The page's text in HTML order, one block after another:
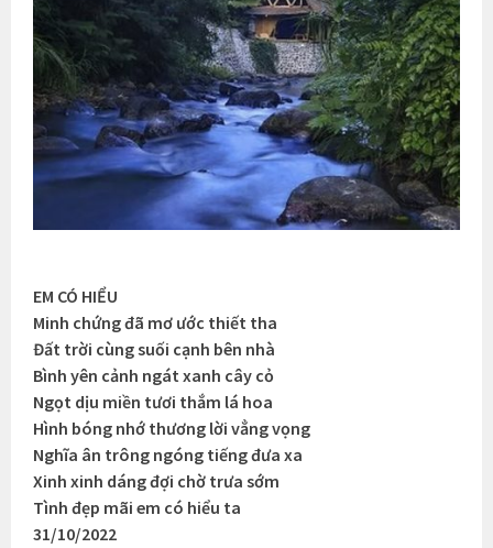
EM CÓ HIỂU
Minh chứng đã mơ ước thiết tha
Đất trời cùng suối cạnh bên nhà
Bình yên cảnh ngát xanh cây cỏ
Ngọt dịu miền tươi thắm lá hoa
Hình bóng nhớ thương lời vẳng vọng
Nghĩa ân trông ngóng tiếng đưa xa
Xinh xinh dáng đợi chờ trưa sớm
Tình đẹp mãi em có hiểu ta
31/10/2022